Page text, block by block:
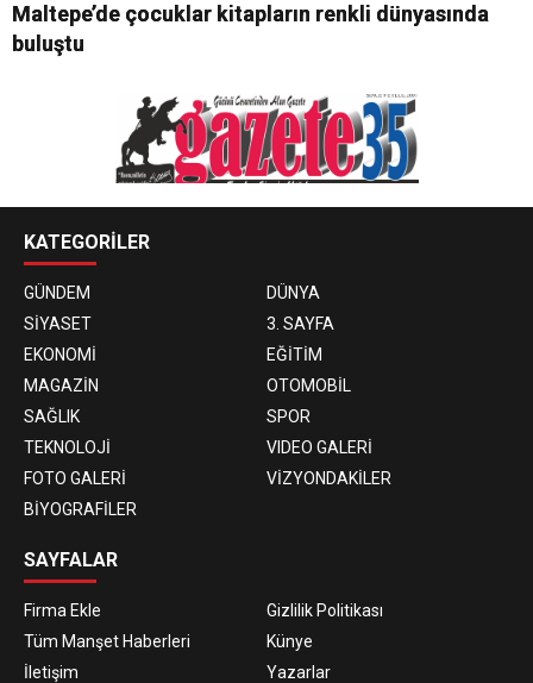
Maltepe’de çocuklar kitapların renkli dünyasında
buluştu
KATEGORİLER
GÜNDEM
DÜNYA
SİYASET
3. SAYFA
EKONOMİ
EĞİTİM
MAGAZİN
OTOMOBİL
SAĞLIK
SPOR
TEKNOLOJİ
VIDEO GALERİ
FOTO GALERİ
VİZYONDAKİLER
BİYOGRAFİLER
SAYFALAR
Firma Ekle
Gizlilik Politikası
Tüm Manşet Haberleri
Künye
İletişim
Yazarlar